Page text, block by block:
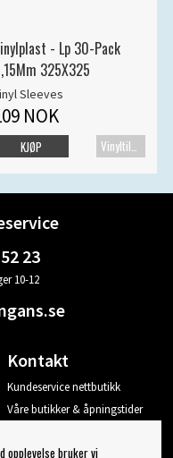
- Lp 30-Pack
325X325
Sleeves
NOK
Vinyltilbehør
KJØP
23
10-12
Kontakt
Kundeservice nettbutikk
Våre butikker & åpningstider
Logg ut
opplevelse bruker vi